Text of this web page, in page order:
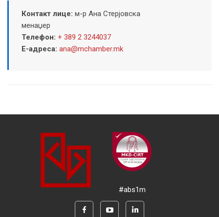
Контакт лице: м-р Ана Стерјовска
менаџер
Телефон: + 389 2 3244037
Е-адреса: ana@mchamber.mk
#abs1m